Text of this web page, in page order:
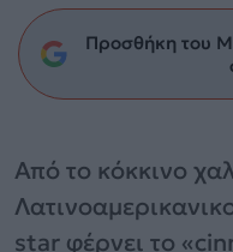
Προσθήκη του
Από το κόκκινο
star φέρνει το